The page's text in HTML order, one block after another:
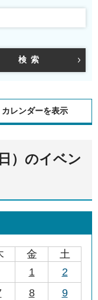
カレンダーを表示
）のイベン
金
土
1
2
8
9